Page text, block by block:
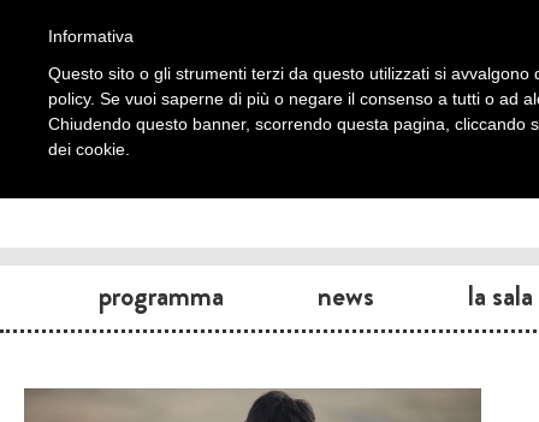
programma news la sala
Informativa
Questo sito o gli strumenti terzi da questo utilizzati si
policy. Se vuoi saperne di più o negare il consenso a tutti o ad
Chiudendo questo banner, scorrendo questa pagina, cliccando
dei cookie.